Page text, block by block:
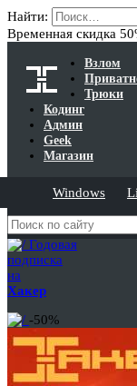
Найти:
Временная скидка
Взлом
Трюки
Кодинг
Админ
Geek
Магазин
Windows
Годовая
подписка
на
Хакер
-50%